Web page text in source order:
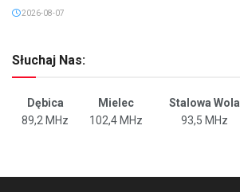
2026-08-07
Słuchaj Nas:
Dębica Mielec Stalowa Wola
89,2 MHz
102,4 MHz 93,5 MHz